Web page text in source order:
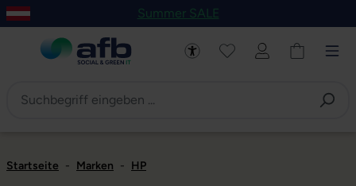
Hauptinhalt springen
Zur Navigation der B2B-Plattform springen
Summer SALE
Startseite - Marken - HP